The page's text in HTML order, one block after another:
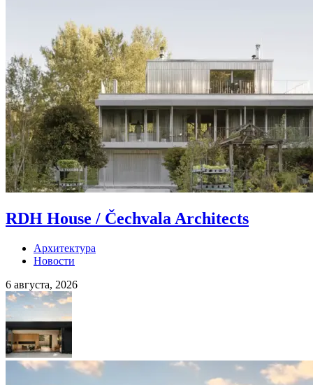
RDH House / Čechvala Architects
Архитектура
Новости
6 августа, 2026